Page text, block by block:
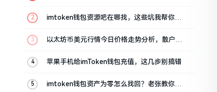
imtoken钱包资源吧在哪找，这些坑我帮你趟
以太坊币美元行情今日价格走势分析，散户如
苹果手机给imToken钱包充值，这几步别搞错
imtoken钱包资产为零怎么找回？老张教你几